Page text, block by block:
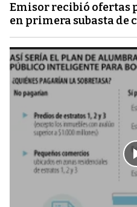
Emisor recibió ofertas
en primera subasta de